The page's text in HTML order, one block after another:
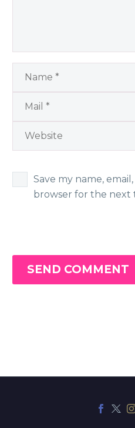
Save my name,
browser for the next
SEND COMMENT